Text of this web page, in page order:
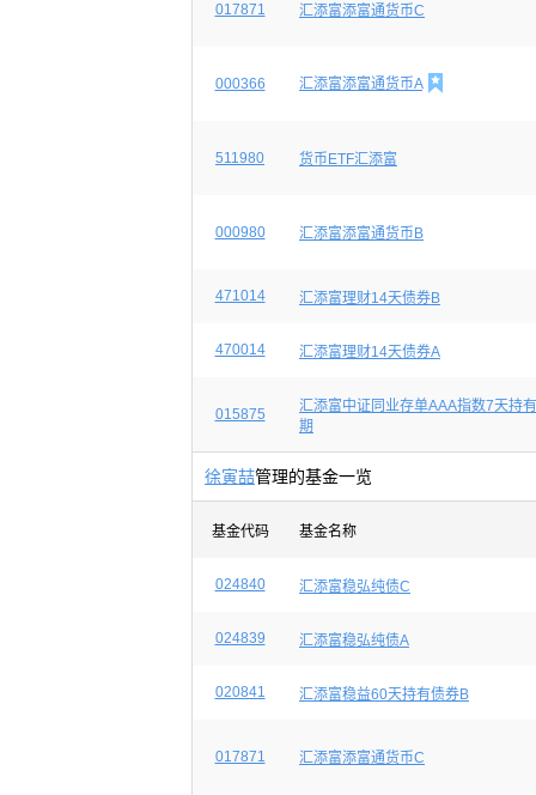
017871 汇添富添富通货币C
000366 汇添富添富通货币A 
511980 货币ETF汇添富
000980 汇添富添富通货币B
471014 汇添富理财14天债券B
470014 汇添富理财14天债券A
015875
汇添富中证同业存单AAA指数7天持有
期
徐寅喆管理的基金一览
基金代码 基金名称
024840 汇添富稳弘纯债C
024839 汇添富稳弘纯债A
020841 汇添富稳益60天持有债券B
017871 汇添富添富通货币C